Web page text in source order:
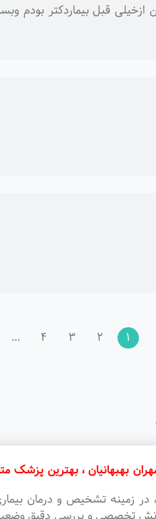
قبل بیماردکتر بودم
1
2
3
4
...
بهبهانیان ، بهترین
زمینه تشخیص و درمان